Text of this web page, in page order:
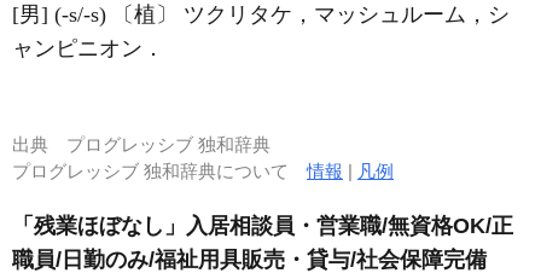
[男] (-s/-s) 〔植〕 ツクリタケ，マッシュルーム，シ
ャンピニオン．
出典 プログレッシブ 独和辞典
プログレッシブ 独和辞典について情報 | 凡例
「残業ほぼなし」入居相談員・営業職/無資格OK/正
職員/日勤のみ/福祉用具販売・貸与/社会保障完備